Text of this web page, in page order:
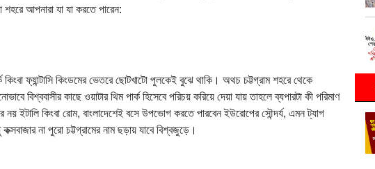
আপনারা যা যা করতে পারেন:
কিংবা ফ্যান্টাসি কিংডমের ভেতরে ছোটখাটো পুলকেই বুঝে থাকি। অথচ চট্টগ্রাম শহরে থেকে
বিশ্ববাসীর কাছে ওয়াটার থিম পার্ক হিসেবে পরিচয় করিয়ে দেয়া যায় তাহলে ব্যপারটা কী পরিমাণ
নয় ইটালি কিংবা রোম, বাংলাদেশেই বসে উপভোগ করতে পারবেন ইউরোপের সৌন্দর্য, এমন ট্যাগ
না পুরো চট্টগ্রামের নাম ছড়ায় যাবে বিশ্বজুড়ে।